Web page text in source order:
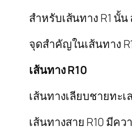
สำหรับเส้นทาง R1 นั้
จุดสำคัญในเส้นทาง
เส้นทาง R10
เส้นทางเลียบชายทะ
เส้นทางสาย R10 มีค